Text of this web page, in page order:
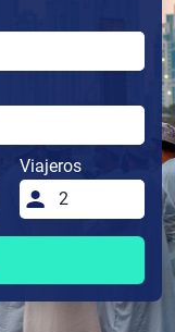
Viajeros